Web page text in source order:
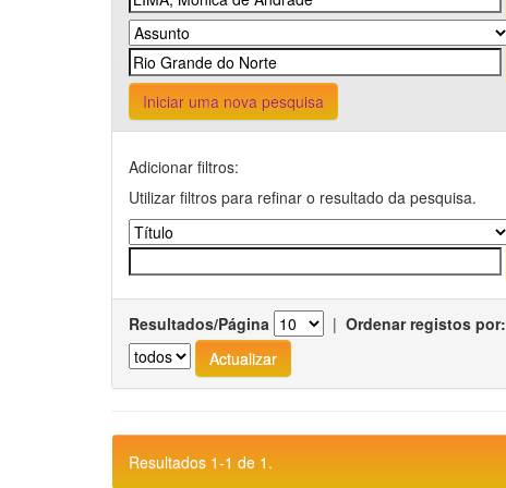
Iniciar uma nova pesquisa
Adicionar filtros:
Utilizar filtros para refinar o resultado da pesquisa.
Resultados/Página | Ordenar registos por:
Resultados 1-1 de 1.